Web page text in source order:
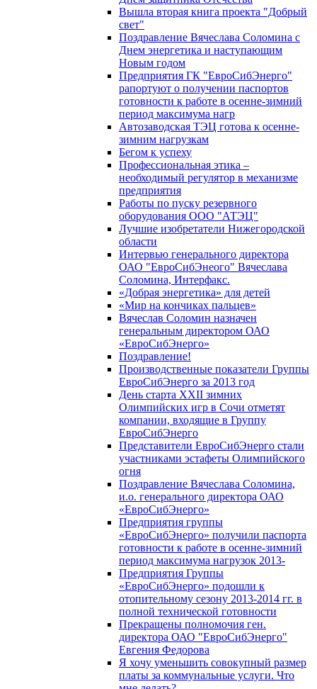
Вышла вторая книга проекта "Добрый
свет"
Поздравление Вячеслава Соломина с
Днем энергетика и наступающим
Новым годом
Предприятия ГК "ЕвроСибЭнерго"
рапортуют о получении паспортов
готовности к работе в осенне-зимний
период максимума нагр
Автозаводская ТЭЦ готова к осенне-
зимним нагрузкам
Бегом к успеху
Профессиональная этика –
необходимый регулятор в механизме
предприятия
Работы по пуску резервного
оборудования ООО "АТЭЦ"
Лучшие изобретатели Нижегородской
области
Интервью генерального директора
ОАО "ЕвроСибЭнеого" Вячеслава
Соломина, Интерфакс.
«Добрая энергетика» для детей
«Мир на кончиках пальцев»
Вячеслав Соломин назначен
генеральным директором ОАО
«ЕвроСибЭнерго»
Поздравление!
Производственные показатели Группы
ЕвроСибЭнерго за 2013 год
День старта XXII зимних
Олимпийских игр в Сочи отметят
компании, входящие в Группу
ЕвроСибЭнерго
Представители ЕвроСибЭнерго стали
участниками эстафеты Олимпийского
огня
Поздравление Вячеслава Соломина,
и.о. генерального директора ОАО
«ЕвроСибЭнерго»
Предприятия группы
«ЕвроСибЭнерго» получили паспорта
готовности к работе в осенне-зимний
период максимума нагрузок 2013-
Предприятия Группы
«ЕвроСибЭнерго» подошли к
отопительному сезону 2013-2014 гг. в
полной технической готовности
Прекращены полномочия ген.
директора ОАО "ЕвроСибЭнерго"
Евгения Федорова
Я хочу уменьшить совокупный размер
платы за коммунальные услуги. Что